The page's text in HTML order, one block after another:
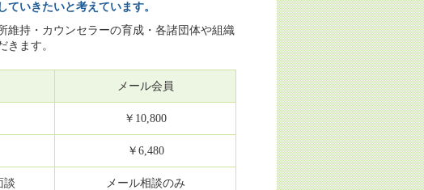
いきたいと考えています。
維持・カウンセラーの育成・各諸団体や組織
きます。
メール会員
￥10,800
￥6,480
談 メール相談のみ